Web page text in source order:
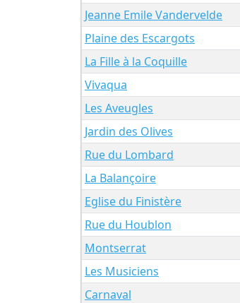
Jeanne Emile Vandervelde
Plaine des Escargots
La Fille à la Coquille
Vivaqua
Les Aveugles
Jardin des Olives
Rue du Lombard
La Balançoire
Eglise du Finistère
Rue du Houblon
Montserrat
Les Musiciens
Carnaval